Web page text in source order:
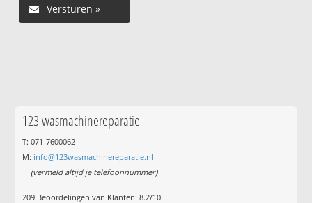
123 wasmachinereparatie
T: 071-7600062
M: info@123wasmachinereparatie.nl
(vermeld altijd je telefoonnummer)
209 Beoordelingen van Klanten:8.2/10